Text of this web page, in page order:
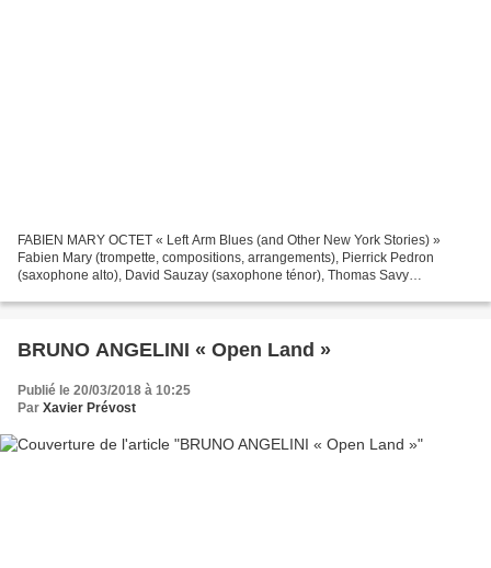
FABIEN MARY OCTET « Left Arm Blues (and Other New York Stories) »
Fabien Mary (trompette, compositions, arrangements), Pierrick Pedron
(saxophone alto), David Sauzay (saxophone ténor), Thomas Savy
BRUNO ANGELINI « Open Land »
Publié le 20/03/2018 à 10:25
Par Xavier Prévost